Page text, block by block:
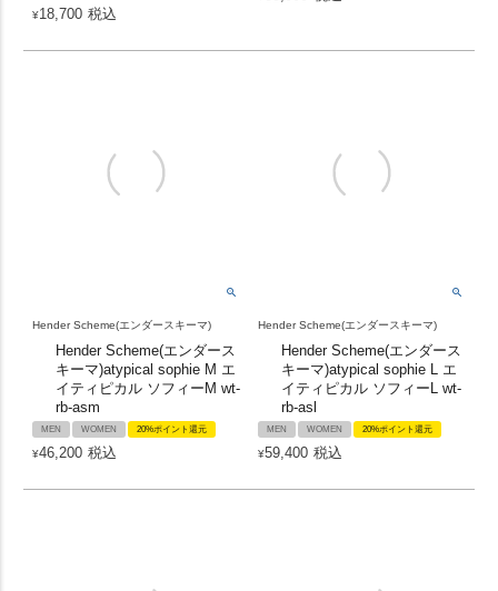
¥18,700 税込
Hender Scheme(エンダースキーマ)
Hender Scheme(エンダース
キーマ)atypical sophie M エ
イティピカル ソフィーM wt-
rb-asm
MEN WOMEN 20%ポイント還元
¥46,200 税込
Hender Scheme(エンダースキーマ)
Hender Scheme(エンダース
キーマ)atypical sophie L エ
イティピカル ソフィーL wt-
rb-asl
MEN WOMEN 20%ポイント還元
¥59,400 税込